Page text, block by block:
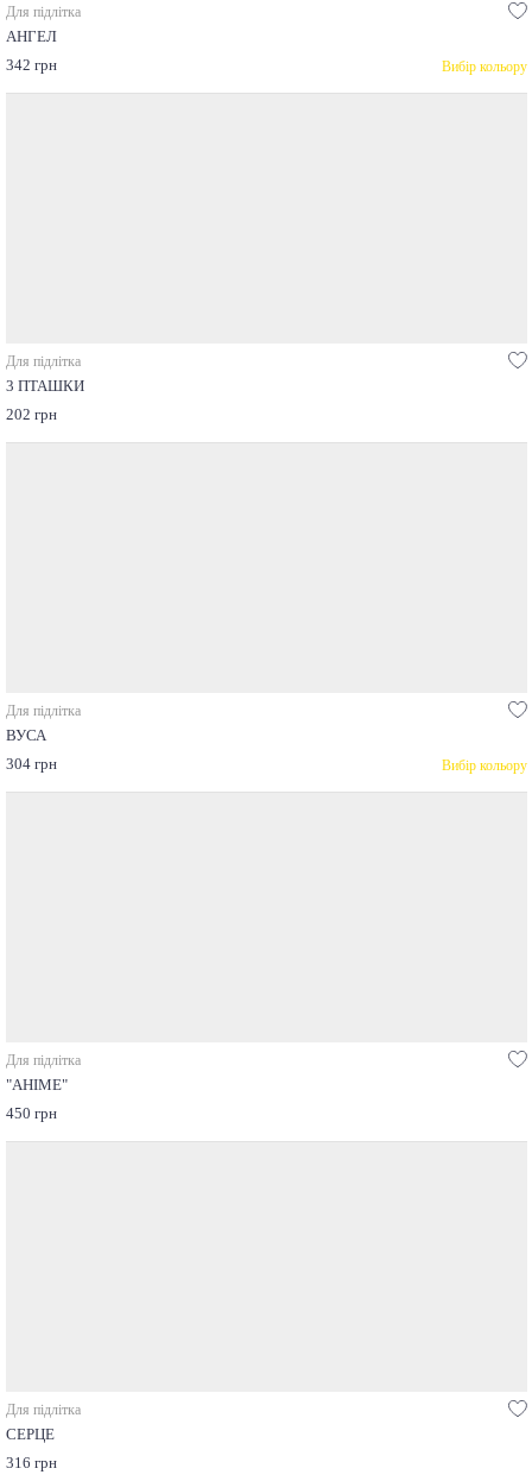
Для підлітка
АНГЕЛ
342 грн
Вибір кольору
Для підлітка
3 ПТАШКИ
202 грн
Для підлітка
ВУСА
304 грн
Вибір кольору
Для підлітка
"АНІМЕ"
450 грн
Для підлітка
СЕРЦЕ
316 грн